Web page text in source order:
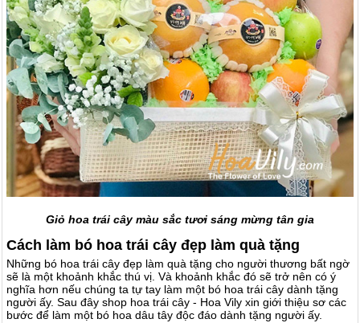
Giỏ hoa trái cây màu sắc tươi sáng mừng tân gia
Cách làm bó hoa trái cây đẹp làm quà tặng
Những bó hoa trái cây đẹp làm quà tặng cho người thương bất ngờ
sẽ là một khoảnh khắc thú vị. Và khoảnh khắc đó sẽ trở nên có ý
nghĩa hơn nếu chúng ta tự tay làm một bó hoa trái cây dành tặng
người ấy. Sau đây shop hoa trái cây - Hoa Vily xin giới thiệu sơ các
bước để làm một bó hoa dâu tây độc đáo dành tặng người ấy.